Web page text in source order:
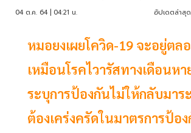
04 ต.ค. 64 | 04:21 น. อัปเดตล่าสุ
หมอยงเผยโควิด-19 จะอยู่ตล
เหมือนโรคไวารัสทางเดือนห
ระบุการป้องกันไม่ให้กลับมาร
ต้องเคร่งครัดในมาตรการป้อ